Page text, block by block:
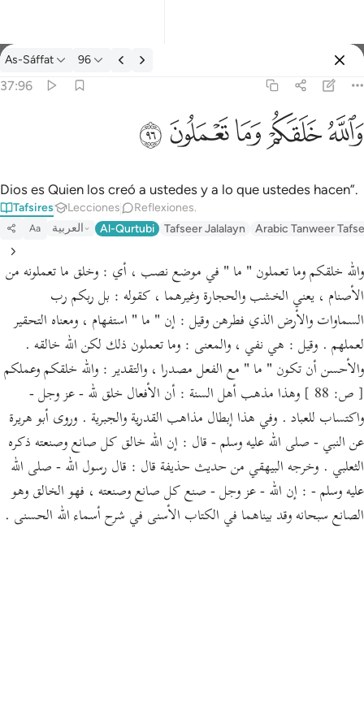
Tafsir: As-Sáffat 37:96
As-Sáffat 96
37:96
وَٱللَّهُ خَلَقَكُمْ وَمَا تَعْمَلُونَ ٩٦
ﲤﲥﲦﲧﲨ
Dios es Quien los creó a ustedes y a lo que ustedes hacen”.
Tafsires Lecciones Reflexiones.
Aa العربية Al-Qurtubi Tafseer Jalalayn Arabic Tanweer
والله خلقكم وما تعملون " ما " في موضع نصب ، أي : وخلق ما تعملونه من
الأصنام ، يعني الخشب والحجارة وغيرهما ، كقوله : بل ربكم رب
السماوات والأرض الذي فطرهن وقيل : إن " ما " استفهام ، ومعناه التحقير
لعملهم . وقيل : هي نفي ، والمعنى : وما تعملون ذلك لكن الله خالقه .
والأحسن أن تكون " ما " مع الفعل مصدرا ، والتقدير : والله خلقكم وعملكم
[ ص: 88 ] وهذا مذهب أهل السنة : أن الأفعال خلق لله - عز وجل -
واكتساب للعباد . وفي هذا إبطال مذاهب القدرية والجبرية . وروى أبو هريرة
عن النبي - صلى الله عليه وسلم - قال : إن الله خالق كل صانع وصنعته ذكره
الثعلبي . وخرجه البيهقي من حديث حذيفة قال : قال رسول الله - صلى الله
عليه وسلم - : إن الله - عز وجل - صنع كل صانع وصنعته ، فهو الخالق وهو
الصانع سبحانه وقد بيناهما في الكتاب الأسنى في شرح أسماء الله الحسنى .